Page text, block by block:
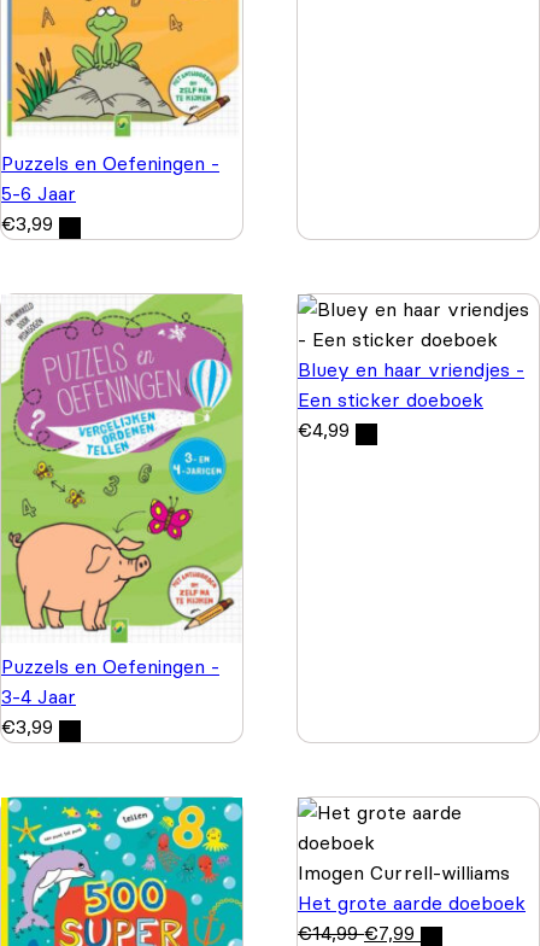
Puzzels en Oefeningen -
5-6 Jaar
€3,99
Puzzels en Oefeningen -
3-4 Jaar
€3,99
Bluey en haar vriendjes -
Een sticker doeboek
€4,99
Imogen Currell-williams
Het grote aarde doeboek
€14,99 €7,99